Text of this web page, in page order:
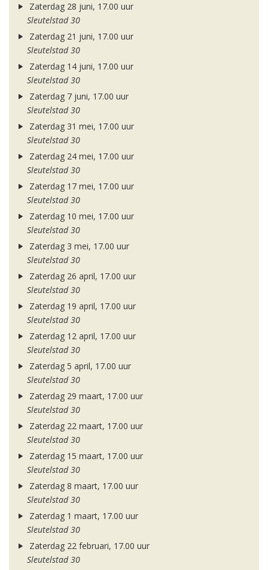
Zaterdag 28 juni, 17.00 uur
Sleutelstad 30
Zaterdag 21 juni, 17.00 uur
Sleutelstad 30
Zaterdag 14 juni, 17.00 uur
Sleutelstad 30
Zaterdag 7 juni, 17.00 uur
Sleutelstad 30
Zaterdag 31 mei, 17.00 uur
Sleutelstad 30
Zaterdag 24 mei, 17.00 uur
Sleutelstad 30
Zaterdag 17 mei, 17.00 uur
Sleutelstad 30
Zaterdag 10 mei, 17.00 uur
Sleutelstad 30
Zaterdag 3 mei, 17.00 uur
Sleutelstad 30
Zaterdag 26 april, 17.00 uur
Sleutelstad 30
Zaterdag 19 april, 17.00 uur
Sleutelstad 30
Zaterdag 12 april, 17.00 uur
Sleutelstad 30
Zaterdag 5 april, 17.00 uur
Sleutelstad 30
Zaterdag 29 maart, 17.00 uur
Sleutelstad 30
Zaterdag 22 maart, 17.00 uur
Sleutelstad 30
Zaterdag 15 maart, 17.00 uur
Sleutelstad 30
Zaterdag 8 maart, 17.00 uur
Sleutelstad 30
Zaterdag 1 maart, 17.00 uur
Sleutelstad 30
Zaterdag 22 februari, 17.00 uur
Sleutelstad 30